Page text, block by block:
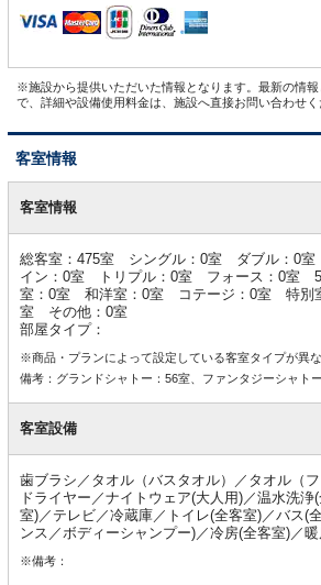
※施設から提供いただいた情報となります。最新の情
で、詳細や設備使用料金は、施設へ直接お問い合わせく
客室情報
室客室情報
総客室：475室 シングル：0室 ダブル：0
イン：0室 トリプル：0室 フォース：0室
室：0室 和洋室：0室 コテージ：0室 特別
室 その他：0室
部屋タイプ：
※商品・プランによって設定している客室タイプが異な
備考：グランドシャトー：56室、ファンタジーシャト
客室設備
歯ブラシ／タオル（バスタオル）／タオル（
ドライヤー／ナイトウェア(大人用)／温水洗浄
室)／テレビ／冷蔵庫／トイレ(全客室)／バス(
ンス／ボディーシャンプー)／冷房(全客室)／
※備考：